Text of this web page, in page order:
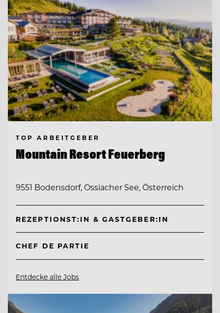
TOP ARBEITGEBER
Mountain Resort Feuerberg
9551 Bodensdorf, Ossiacher See, Österreich
REZEPTIONST:IN & GASTGEBER:IN
CHEF DE PARTIE
Entdecke alle Jobs